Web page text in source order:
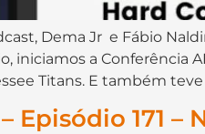
⁠⁠⁠⁠⁠⁠⁠⁠⁠⁠⁠⁠⁠⁠⁠⁠⁠⁠Dema Jr⁠⁠⁠⁠⁠⁠ ⁠⁠⁠⁠⁠⁠⁠⁠⁠⁠⁠ e ⁠⁠⁠⁠⁠⁠⁠⁠⁠⁠⁠⁠⁠⁠⁠⁠⁠⁠Fábio
iniciamos a Conferência
Titans. E também
Episódio 171 –